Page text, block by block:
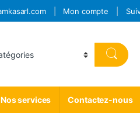
Mon compte
Nos services Contactez-nous